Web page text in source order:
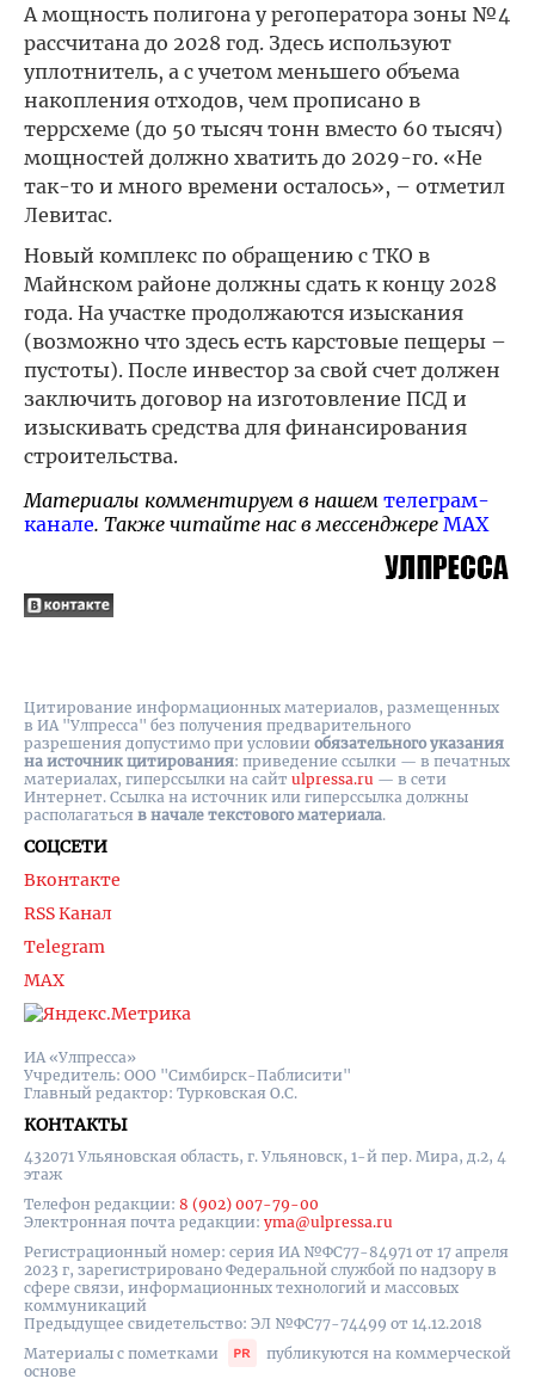
А мощность полигона у регоператора зоны №4
рассчитана до 2028 год. Здесь используют
уплотнитель, а с учетом меньшего объема
накопления отходов, чем прописано в
террсхеме (до 50 тысяч тонн вместо 60 тысяч)
мощностей должно хватить до 2029-го. «Не
так-то и много времени осталось», – отметил
Левитас.
Новый комплекс по обращению с ТКО в
Майнском районе должны сдать к концу 2028
года. На участке продолжаются изыскания
(возможно что здесь есть карстовые пещеры –
пустоты). После инвестор за свой счет должен
заключить договор на изготовление ПСД и
изыскивать средства для финансирования
строительства.
Материалы комментируем в нашем телеграм-
канале. Также читайте нас в мессенджере MAX
ИА «Улпресса»
Учредитель: ООО "Симбирск-Паблисити"
Главный редактор: Турковская О.С.
КОНТАКТЫ
432071 Ульяновская область, г. Ульяновск, 1-й пер. Мира, д.2, 4
этаж
Телефон редакции: 8 (902) 007-79-00
Электронная почта редакции: yma@ulpressa.ru
Регистрационный номер: серия ИА №ФС77-84971 от 17 апреля
2023 г, зарегистрировано Федеральной службой по надзору в
сфере связи, информационных технологий и массовых
коммуникаций
Предыдущее свидетельство: ЭЛ №ФС77-74499 от 14.12.2018
Материалы с пометками
публикуются на коммерческой
основе
СОЦСЕТИ
Вконтакте
RSS Канал
Telegram
MAX
Цитирование информационных материалов, размещенных
в ИА "Улпресса" без получения предварительного
разрешения допустимо при условии обязательного указания
на источник цитирования: приведение ссылки — в печатных
материалах, гиперссылки на cайт ulpressa.ru — в сети
Интернет. Ссылка на источник или гиперссылка должны
располагаться в начале текстового материала.